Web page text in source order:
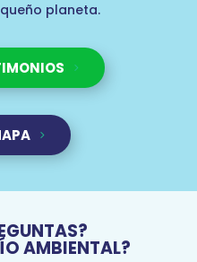
planeta.
AMBIENTAL?